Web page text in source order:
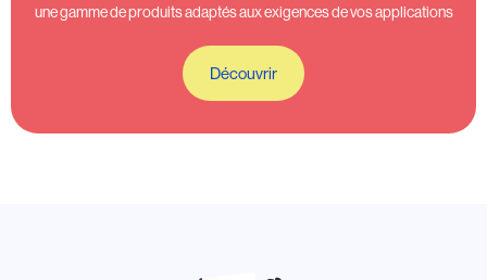
une gamme de produits adaptés aux exigences de vos applications
Découvrir